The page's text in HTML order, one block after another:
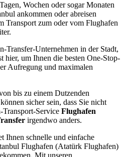
Wochen oder sogar Monaten
ankommen oder abreisen
Transport zum oder vom Flughafen
Transfer-Unternehmen in der Stadt,
hier, um Ihnen die besten One-Stop-
Aufregung und maximalen
bis zu einem Dutzenden
sicher sein, dass Sie nicht
Transport-Service Flughafen
irgendwo anders.
Ihnen schnelle und einfache
Flughafen (Atatürk Flughafen)